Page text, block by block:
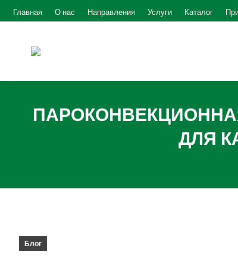
Главная О нас Направления Услуги Каталог
ДЛЯ
Блог